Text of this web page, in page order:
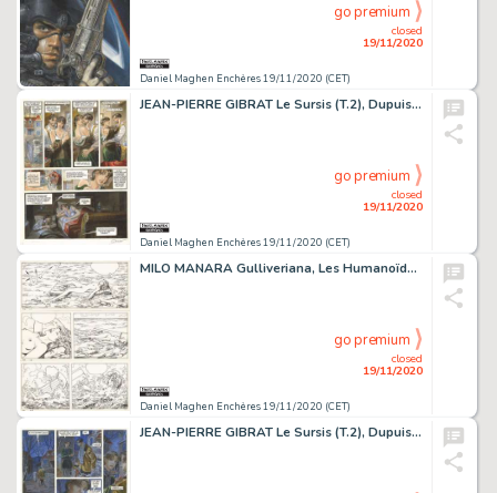
Daniel Maghen Enchères 19/11/2020 (CET)
closed
19/11/2020
go premium
JEAN-PIERRE GIBRAT Le Sursis (T.2), Dupuis 1999 Planche originale n° 9 accompagnée...
Daniel Maghen Enchères 19/11/2020 (CET)
closed
19/11/2020
go premium
MILO MANARA Gulliveriana, Les Humanoïdes Associés 1996 Planche originale n° 4, prépubliée...
Daniel Maghen Enchères 19/11/2020 (CET)
closed
19/11/2020
go premium
JEAN-PIERRE GIBRAT Le Sursis (T.2), Dupuis 1999 Planche originale n° 17. Signée....